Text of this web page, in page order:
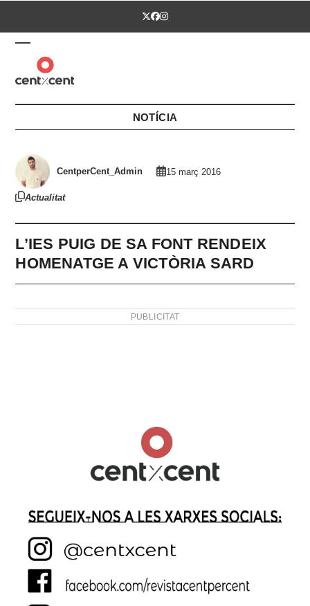
Twitter
Facebook
Instagram
Open
mobile
menu
Close
mobile
menu
NOTÍCIA
CentperCent_Admin 15 març 2016
Actualitat
L’IES PUIG DE SA FONT RENDEIX
HOMENATGE A VICTÒRIA SARD
PUBLICITAT